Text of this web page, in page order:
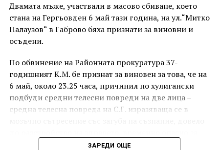
Двамата мъже, участвали в масово сбиване, което
стана на Гергьовден 6 май тази година, на ул.“Митко
Палаузов“ в Габрово бяха признати за виновни и
осъдени.
По обвинение на Районната прокуратура 37-
годишният К.М. бе признат за виновен за това, че на
6 май, около 23.25 часа, причинил по хулигански
подбуди средни телесни повреди на две лица –
средна телесна повреда на С.Г. изразяваща се в
живота, и лека телесна повреда на Х.С., която бе с
ЗАРЕДИ ОЩЕ